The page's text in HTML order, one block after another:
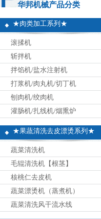
华邦机械产品分类
★肉类加工系列★
滚揉机
斩拌机
拌馅机/盐水注射机
打浆机/肉丸机/切丁机
刨肉机/绞肉机
灌肠机/扎线机/烟熏炉
★果蔬清洗去皮漂烫系列★
蔬菜清洗机
毛辊清洗机【根茎】
核桃仁去皮机
蔬菜漂烫机（蒸煮机）
蔬菜清洗风干流水线